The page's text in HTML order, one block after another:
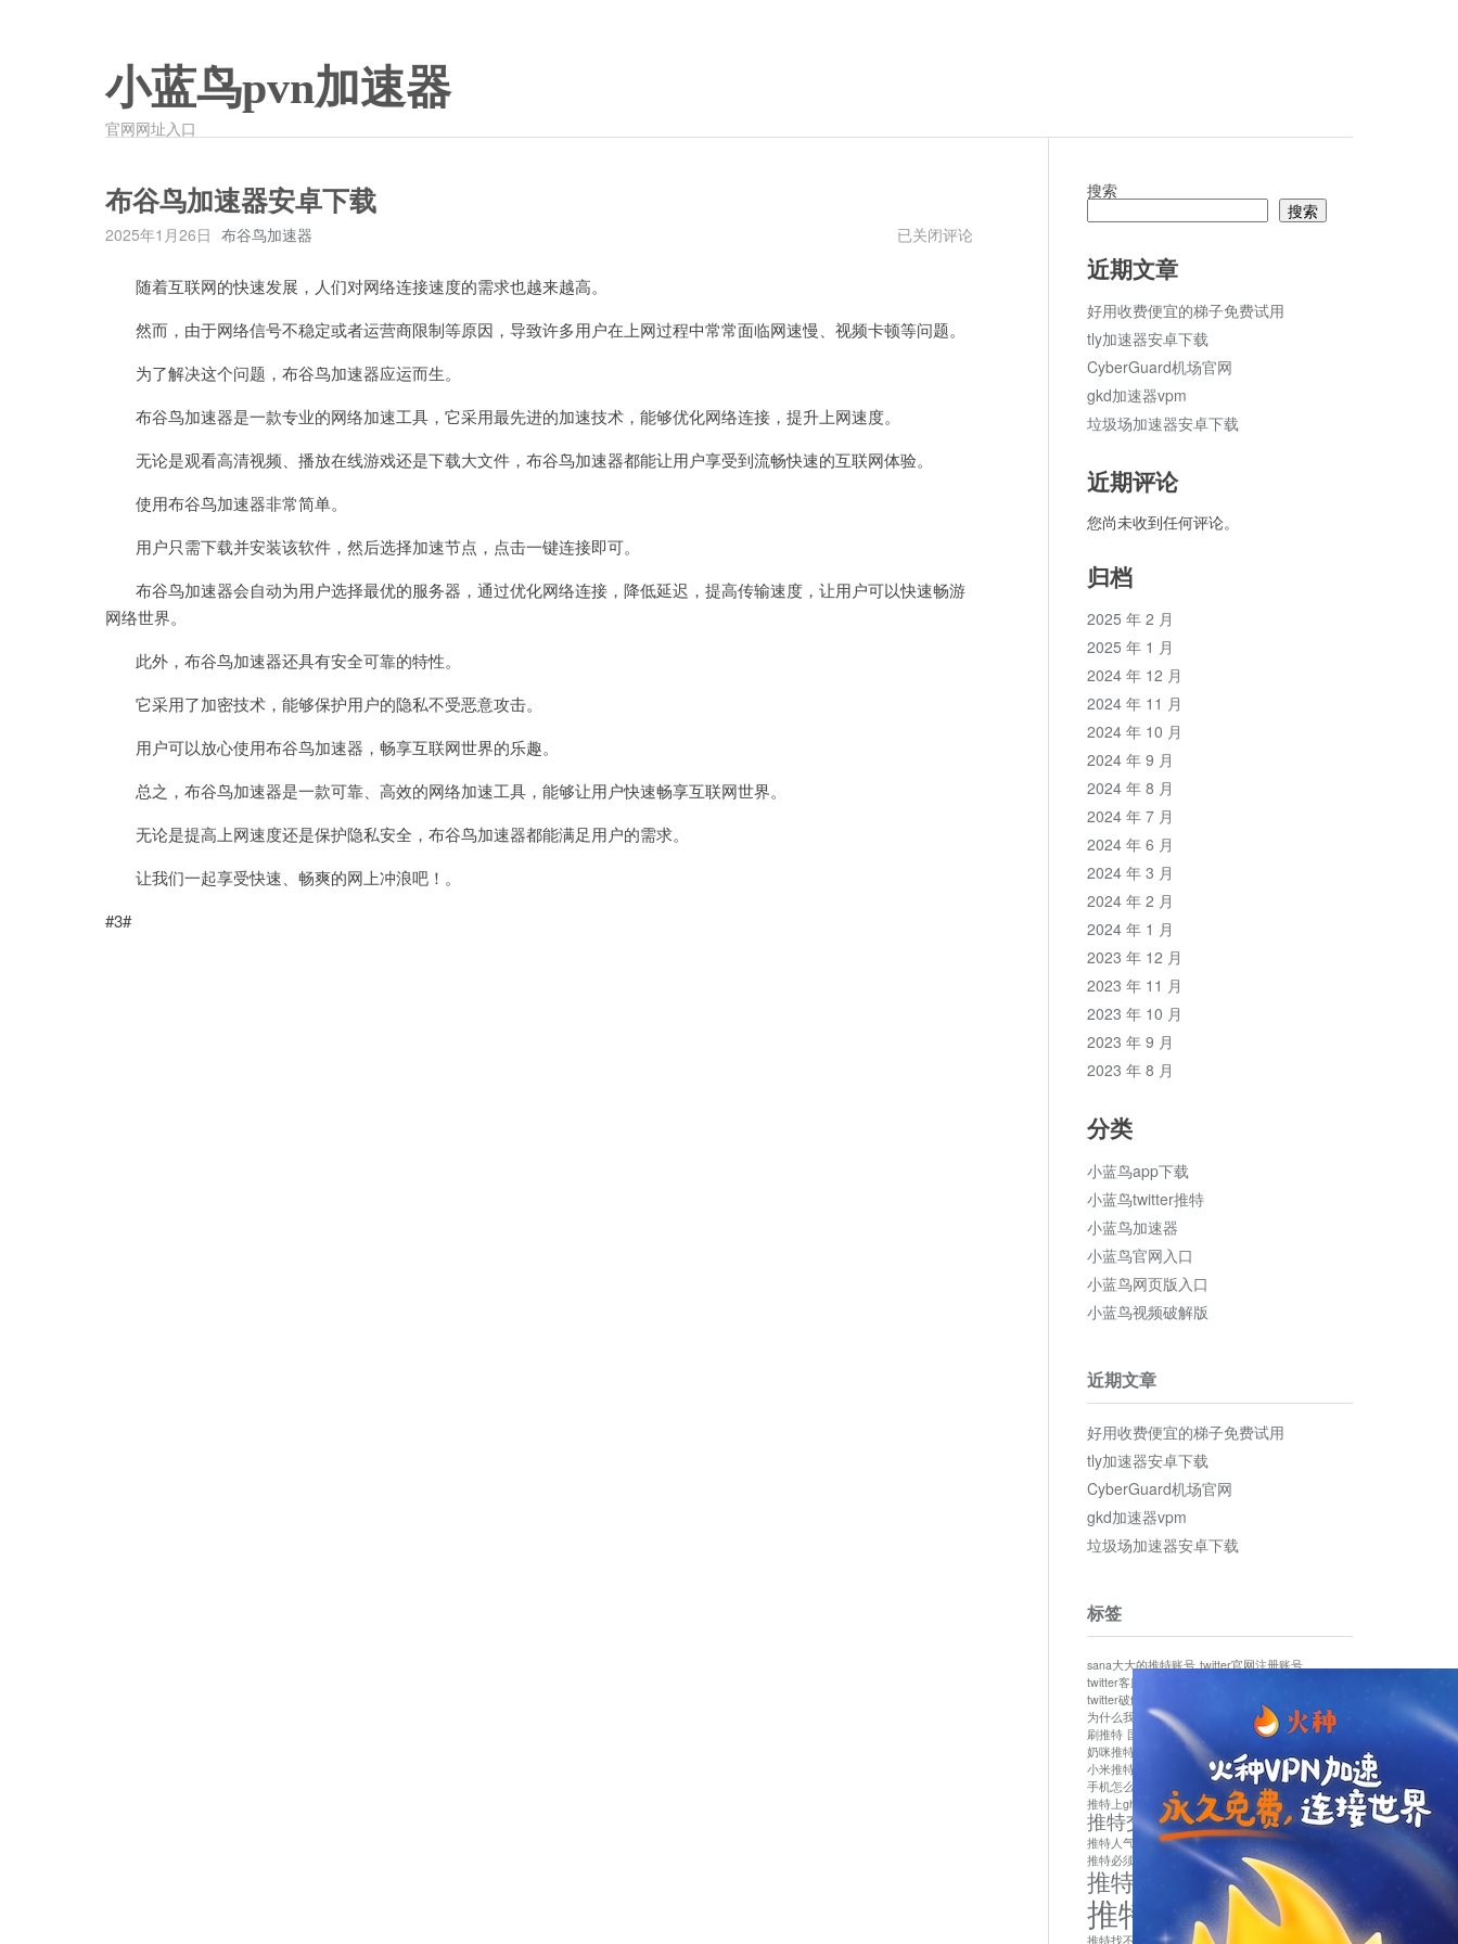
小蓝鸟pvn加速器
官网网址入口
布谷鸟加速器安卓下载
2025年1月26日 布谷鸟加速器
布
器
安
已关闭评论
随着互联网的快速发展，人们对网络连接速度的需求也越来越高。
然而，由于网络信号不稳定或者运营商限制等原因，导致许多用户在上网过程中常常面临网速慢、视频卡顿等问题。
为了解决这个问题，布谷鸟加速器应运而生。
布谷鸟加速器是一款专业的网络加速工具，它采用最先进的加速技术，能够优化网络连接，提升上网速度。
无论是观看高清视频、播放在线游戏还是下载大文件，布谷鸟加速器都能让用户享受到流畅快速的互联网体验。
使用布谷鸟加速器非常简单。
用户只需下载并安装该软件，然后选择加速节点，点击一键连接即可。
布谷鸟加速器会自动为用户选择最优的服务器，通过优化网络连接，降低延迟，提高传输速度，让用户可以快速畅游
网络世界。
此外，布谷鸟加速器还具有安全可靠的特性。
它采用了加密技术，能够保护用户的隐私不受恶意攻击。
用户可以放心使用布谷鸟加速器，畅享互联网世界的乐趣。
总之，布谷鸟加速器是一款可靠、高效的网络加速工具，能够让用户快速畅享互联网世界。
无论是提高上网速度还是保护隐私安全，布谷鸟加速器都能满足用户的需求。
让我们一起享受快速、畅爽的网上冲浪吧！。
#3#
搜索
搜索
近期文章
好用收费便宜的梯子免费试用
tly加速器安卓下载
CyberGuard机场官网
gkd加速器vpm
垃圾场加速器安卓下载
近期评论
您尚未收到任何评论。
归档
2025 年 2 月
2025 年 1 月
2024 年 12 月
2024 年 11 月
2024 年 10 月
2024 年 9 月
2024 年 8 月
2024 年 7 月
2024 年 6 月
2024 年 3 月
2024 年 2 月
2024 年 1 月
2023 年 12 月
2023 年 11 月
2023 年 10 月
2023 年 9 月
2023 年 8 月
分类
小蓝鸟app下载
小蓝鸟twitter推特
小蓝鸟加速器
小蓝鸟官网入口
小蓝鸟网页版入口
小蓝鸟视频破解版
近期文章
好用收费便宜的梯子免费试用
tly加速器安卓下载
CyberGuard机场官网
gkd加速器vpm
垃圾场加速器安卓下载
标签
sana大大的推特账号 twitter官网注册账号
twitter客服
twitter破解版下载
为什么我推特无法保存设置
作者sana推特是什么
刷推特 国内为什么不能用twitter 国内能用twitter吗
奶咪推特
如何找回推特密码
小米推特闪退是怎么回事 怎么看推特上的视频
手机怎么注册推特账号
推特devil
推特上ghs的女博主
推特交友软件app下载
推特人气萌货小蔡头喵喵喵 推特实名制
推特必须用外网吗
推特怎么取消关联手机号
推特怎么看敏感内容苹果
推特找不到账号 推特注册必须要手机号